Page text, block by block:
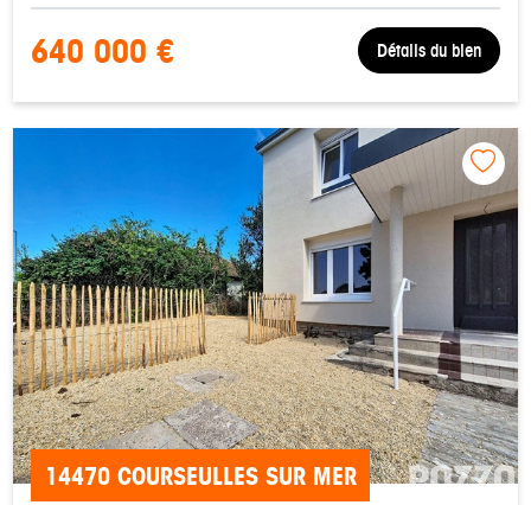
640 000 € Détails du bien
14470 COURSEULLES SUR MER